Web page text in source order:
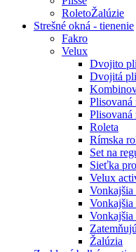
RoletoŽalúzie
Strešné okná - tienenie
Fakro
Velux
Dvojito
Dvojitá
Plisovaná
Plisovaná
Roleta
Rímska
Set na
Sieťka
Velux
Vonkajšia
Vonkajšia
Žalúzia